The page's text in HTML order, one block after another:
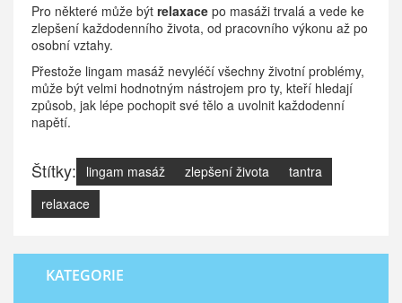
Pro některé může být relaxace po masáži trvalá a vede ke
zlepšení každodenního života, od pracovního výkonu až po
osobní vztahy.
Přestože lingam masáž nevyléčí všechny životní problémy,
může být velmi hodnotným nástrojem pro ty, kteří hledají
způsob, jak lépe pochopit své tělo a uvolnit každodenní
napětí.
Štítky: lingam masáž zlepšení života
tantra
relaxace
KATEGORIE